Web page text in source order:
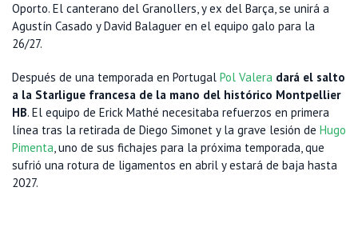
Oporto. El canterano del Granollers, y ex del Barça, se unirá a
Agustín Casado y David Balaguer en el equipo galo para la
26/27.
Después de una temporada en Portugal Pol Valera dará el salto
a la Starligue francesa de la mano del histórico Montpellier
HB. El equipo de Erick Mathé necesitaba refuerzos en primera
línea tras la retirada de Diego Simonet y la grave lesión de Hugo
Pimenta, uno de sus fichajes para la próxima temporada, que
sufrió una rotura de ligamentos en abril y estará de baja hasta
2027.